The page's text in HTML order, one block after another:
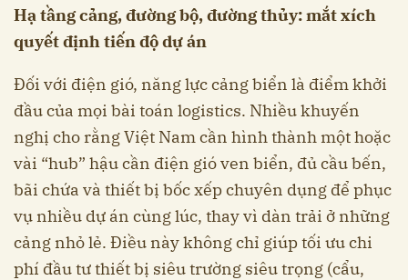
Hạ tầng cảng, đường bộ, đường thủy: mắt xích
quyết định tiến độ dự án
Đối với điện gió, năng lực cảng biển là điểm khởi
đầu của mọi bài toán logistics. Nhiều khuyến
nghị cho rằng Việt Nam cần hình thành một hoặc
vài “hub” hậu cần điện gió ven biển, đủ cầu bến,
bãi chứa và thiết bị bốc xếp chuyên dụng để phục
vụ nhiều dự án cùng lúc, thay vì dàn trải ở những
cảng nhỏ lẻ. Điều này không chỉ giúp tối ưu chi
phí đầu tư thiết bị siêu trường siêu trọng (cẩu,